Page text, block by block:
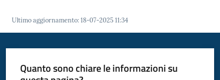
San
Ultimo aggiornamento:18-07-2025 11:34
Quanto sono chiare le informazioni su